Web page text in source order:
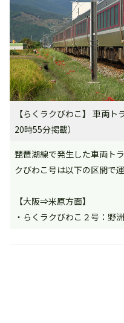
【らくラクびわこ】 車両
20時55分掲載）
琵琶湖線で発生した車両ト
クびわこ号は以下の区間で
【大阪⇒米原方面】
・らくラクびわこ２号：野